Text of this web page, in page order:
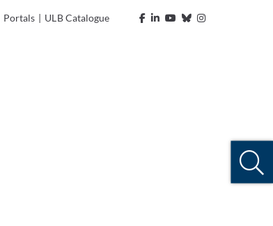
Portals | ULB Catalogue